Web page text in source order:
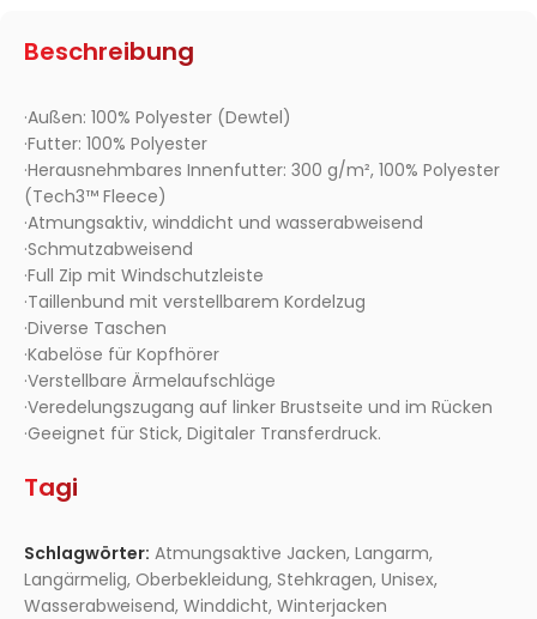
Beschreibung
·Außen: 100% Polyester (Dewtel)
·Futter: 100% Polyester
·Herausnehmbares Innenfutter: 300 g/m², 100% Polyester
(Tech3™ Fleece)
·Atmungsaktiv, winddicht und wasserabweisend
·Schmutzabweisend
·Full Zip mit Windschutzleiste
·Taillenbund mit verstellbarem Kordelzug
·Diverse Taschen
·Kabelöse für Kopfhörer
·Verstellbare Ärmelaufschläge
·Veredelungszugang auf linker Brustseite und im Rücken
·Geeignet für Stick, Digitaler Transferdruck.
Tagi
Schlagwörter: Atmungsaktive Jacken, Langarm,
Langärmelig, Oberbekleidung, Stehkragen, Unisex,
Wasserabweisend, Winddicht, Winterjacken